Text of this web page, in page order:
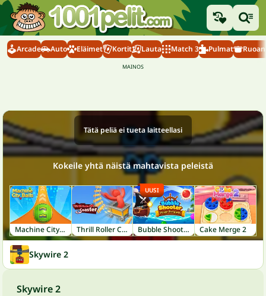
Arcade Auto Eläimet Kortit Lauta Match 3 Pulmat
Tätä peliä ei tueta laitteellasi
Kokeile yhtä näistä mahtavista peleistä
Machine City Balls Thrill Roller Coaster Bubble Shooter: Pirate Treasures
UUSI
Cake Merge 2
Skywire 2
Skywire 2